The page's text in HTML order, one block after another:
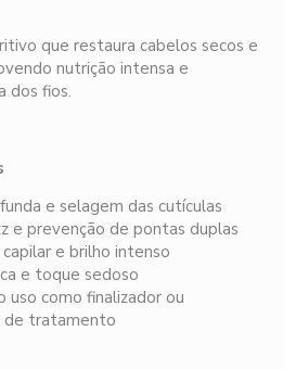
que restaura cabelos secos e
nutrição intensa e
dos fios.
e selagem das cutículas
e prevenção de pontas duplas
e brilho intenso
e toque sedoso
uso como finalizador ou
de tratamento